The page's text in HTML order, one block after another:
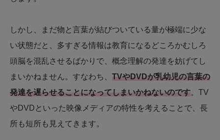
しかし、まだ物と言葉が結びついている量が極端に少な
い状態だと、多すぎる情報は教育になるどころかむしろ
頭脳を混乱させるばかりで、概念理解の発達を妨げてし
まいかねません。すなわち、 TVやDVDが乳幼児の言葉の
発達を遅らせることになってしまいかねないのです。TV
やDVDといった映像メディアの特性を考えることで、長
所も短所も見えてきます。